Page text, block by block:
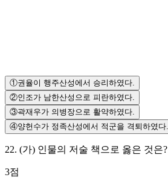
①권율이 행주산성에서 승리하였다.
②인조가 남한산성으로 피란하였다.
③곽재우가 의병장으로 활약하였다.
④양헌수가 정족산성에서 적군을 격퇴하였다.
22. (가) 인물의 저술 책으로 옳은 것은?
3점